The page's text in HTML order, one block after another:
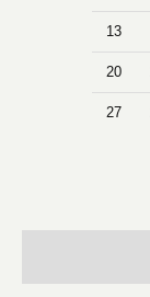
13
20
27